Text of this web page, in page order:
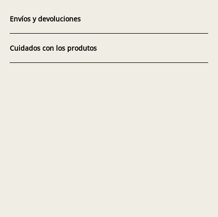
Envíos y devoluciones
Cuidados con los produtos